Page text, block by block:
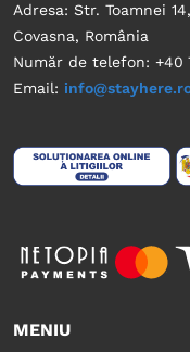
Adresa: Str. Toamnei
Covasna, România
Număr de telefon: +40
Email:
MENIU